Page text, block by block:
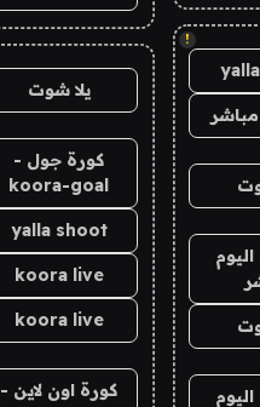
!
يلا شوت
كورة جول -
koora-goal
yalla shoot
koora live
koora live
كورة اون لاين -